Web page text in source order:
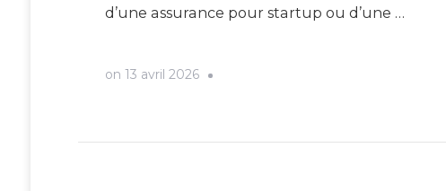
d’une assurance pour startup ou d’une …
on 13 avril 2026